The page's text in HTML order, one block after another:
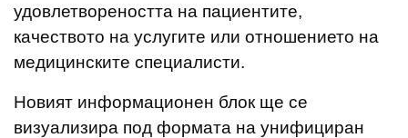
удовлетвореността на пациентите,
качеството на услугите или отношението на
медицинските специалисти.
Новият информационен блок ще се
визуализира под формата на унифициран